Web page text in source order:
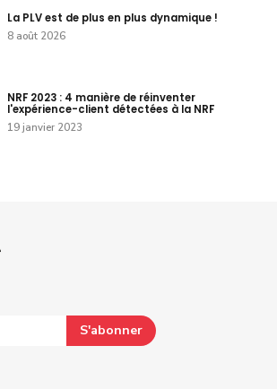
La PLV est de plus en plus dynamique !
8 août 2026
NRF 2023 : 4 manière de réinventer
l'expérience-client détectées à la NRF
19 janvier 2023
S'abonner